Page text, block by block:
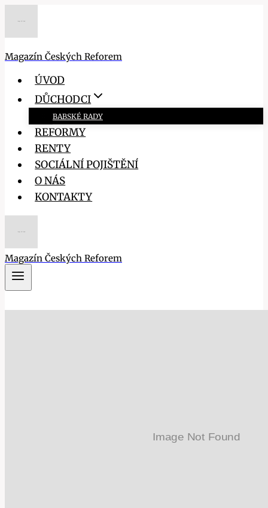
Magazín Českých Reforem
ÚVOD
DŮCHODCI
BABSKÉ RADY
REFORMY
RENTY
SOCIÁLNÍ POJIŠTĚNÍ
O NÁS
KONTAKTY
Magazín Českých Reforem